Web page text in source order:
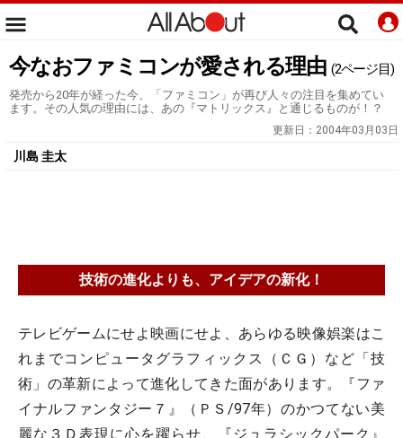
今なおファミコンが愛される理由 (2ページ目)
発売から20年が経った今、「ファミコン」が再び人々の注目を集めてい
ます。その人気の理由には、あの『マトリックス』と通じるものが！？
更新日： 2004年03月03日
川島 圭太
技術の進化よりも、アイデアの新化！
テレビゲームにせよ映画にせよ、あらゆる映像娯楽はこ
れまでコンピュータグラフィックス（ＣＧ）など「技
術」の革新によって進化してきた面があります。『ファ
イナルファンタジー７』（ＰＳ/97年）のかつてない美
麗な３Ｄ表現に心を躍らせ、『ジュラシックパーク』